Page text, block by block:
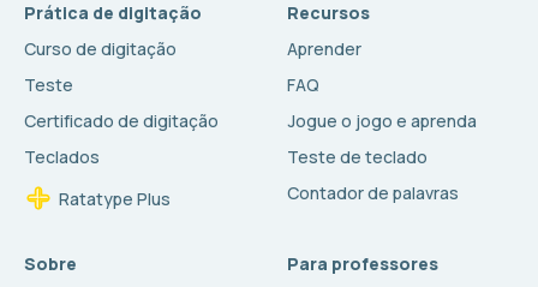
Prática de digitação
Curso de digitação
Teste
Certificado de digitação
Teclados
Ratatype Plus
Recursos
Aprender
FAQ
Jogue o jogo e aprenda
Teste de teclado
Contador de palavras
Sobre
Para professores